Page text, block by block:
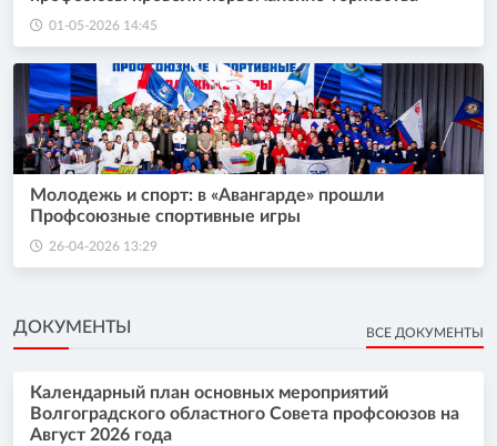
01-05-2026 14:45
Молодежь и спорт: в «Авангарде» прошли
Профсоюзные спортивные игры
26-04-2026 13:29
ДОКУМЕНТЫ ВСЕ ДОКУМЕНТЫ
Календарный план основных мероприятий
Волгоградского областного Совета профсоюзов на
Август 2026 года